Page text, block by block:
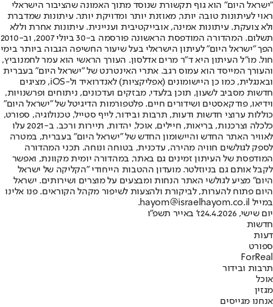
"ישראל היום" הוא גוף תקשורת שנוסד מתוך האמונה שהציבור הישראלי
ראוי לעיתונות טובה יותר, מאוזנת יותר ומדויקת יותר. עיתונות שמדברת
ולא צועקת. עיתונות אמינה, אובייקטיבית ועניינית. עיתונות אחרת וללא
תשלום. המהדורה המודפסת הראשונה פורסמה ב-30 ביולי 2007, וב-2010
הפך "ישראל היום" לעיתון הישראלי בעל שיעור החשיפה הגבוה ביותר בימי
חול. מו"ל העיתון היא ד"ר מרים אדלסון. העורך הראשי הוא עמר לחמנוביץ,
והעורך המייסד הוא עמוס רגב. אתרי האינטרנט של "ישראל היום" בעברית
ובאנגלית, כמו כן היישומונים (אפליקציות) לאנדרואיד ול-iOS, מציגים
חדשות מסביב לשעון, תוכן בלעדי, מבזקים ועדכונים, ניתוחים ופרשנויות,
וידיאו, פודקאסטים ושידורים חיים. פלטפורמות הדיגיטל של "ישראל היום"
כוללות ערוצי חדשות ודעות, תרבות ובידור, לייף סטייל, טכנולוגיה, ספורט,
כלכלה וצרכנות, בריאות, חיילים, אוכל, יהדות, תיירות ורכב. ב-2021 עלו
לאוויר האתר החדש והיישומון החדש של "ישראל היום" בעברית, במטרה
לספק לגולשים חוויה מהירה, עדכנית, בטוחה ונוחה. תכני המהדורה
המודפסת של העיתון זמינים גם באתר, במהדורה יומית מקוונת, ואפשר
לקבל אותם גם בניוזלטר. מועדון ההטבות הייחודי "הקליקה של ישראל
היום" מציע לגולשי האתר הנחות ומבצעים על מוצרים ושירותים. ישראל
היום פתוח להערות, לביקורת ולהצעות לשיפור מקהל הקוראים. פנו אלינו
במייל hayom@israelhayom.co.il.
יום שישי, 24.4.2026
ז' באייר תשפ"ו
חדשות
דעות
ספורט
ForReal
תרבות ובידור
אוכל
מגזין
אנחנו מגייסים